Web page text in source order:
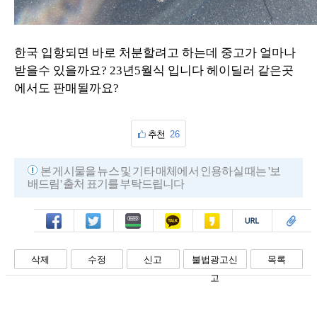
한국 입항되면 바로 처분할려고 하는데 중고가 얼마나
받을수 있을까요? 23년5월식 입니다 헤이딜러 같은곳
에서도 판매될까요?
추천 26
본 게시물을 뉴스 및 기타 매체에서 인용하실 때는 '보
배드림' 출처 표기를 부탁드립니다
페북 트윗 밴드 카톡 카스 복사 스크랩
삭제 수정 신고
불법광고신
고
목록